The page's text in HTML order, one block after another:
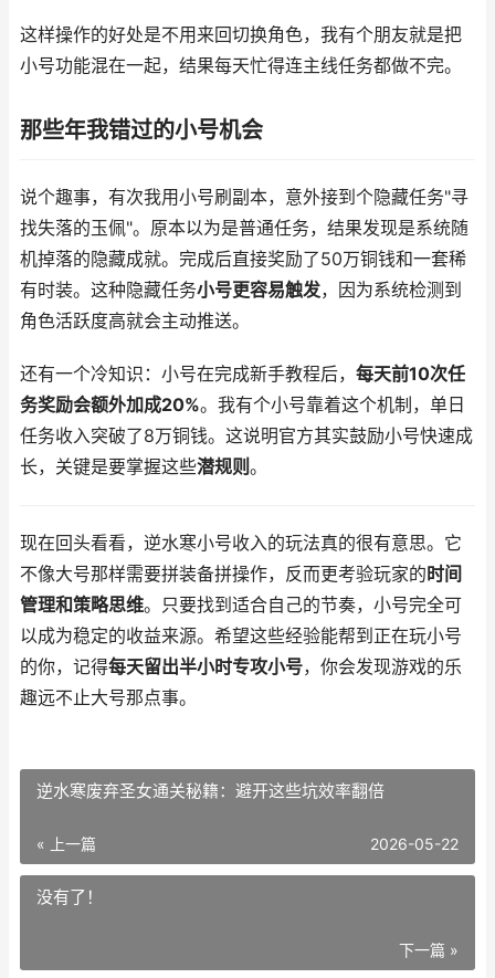
这样操作的好处是不用来回切换角色，我有个朋友就是把
小号功能混在一起，结果每天忙得连主线任务都做不完。
那些年我错过的小号机会
说个趣事，有次我用小号刷副本，意外接到个隐藏任务"寻
找失落的玉佩"。原本以为是普通任务，结果发现是系统随
机掉落的隐藏成就。完成后直接奖励了50万铜钱和一套稀
有时装。这种隐藏任务小号更容易触发，因为系统检测到
角色活跃度高就会主动推送。
还有一个冷知识：小号在完成新手教程后， 每天前10次任
务奖励会额外加成20%。我有个小号靠着这个机制，单日
任务收入突破了8万铜钱。这说明官方其实鼓励小号快速成
长，关键是要掌握这些潜规则。
现在回头看看，逆水寒小号收入的玩法真的很有意思。它
不像大号那样需要拼装备拼操作，反而更考验玩家的时间
管理和策略思维。只要找到适合自己的节奏，小号完全可
以成为稳定的收益来源。希望这些经验能帮到正在玩小号
的你，记得每天留出半小时专攻小号，你会发现游戏的乐
趣远不止大号那点事。
逆水寒废弃圣女通关秘籍：避开这些坑效率翻倍
« 上一篇 2026-05-22
没有了！
下一篇 »